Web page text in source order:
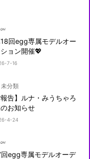
回egg専属モデルオー
ョン開催💖
7-16
, 未分類
報告】ルナ・みうちゃろ
お知らせ
4-24
egg専属モデルオーデ